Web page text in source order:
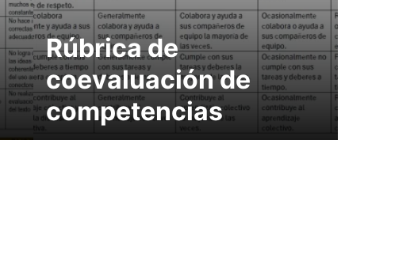
Rúbrica de
coevaluación de
competencias